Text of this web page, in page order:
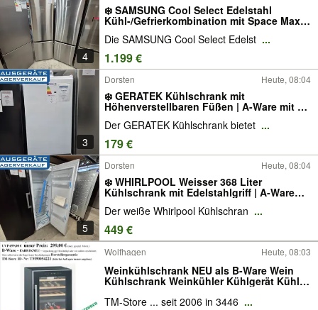
4
❄️ SAMSUNG Cool Select Edelstahl
Kühl-/Gefrierkombination mit Space Maxx
/ Kühlschrank | A-Ware mit 24 Monate
Gewährleistung
Die SAMSUNG Cool Select Edelst ...
1.199 €
3
Dorsten Heute, 08:04
❄️ GERATEK Kühlschrank mit
Höhenverstellbaren Füßen | A-Ware mit 24
Der GERATEK Kühlschrank bietet ...
179 €
5
Dorsten Heute, 08:04
❄️ WHIRLPOOL Weisser 368 Liter
Kühlschrank mit Edelstahlgriff | A-Ware
mit 24 Monate Gewährleistung
Der weiße Whirlpool Kühlschran ...
449 €
Wolfhagen Heute, 08:03
Weinkühlschrank NEU als B-Ware Wein
Kühlschrank Weinkühler Kühlgerät Kühler
Standgerät Vollraum Getränkekühler
Getränke Glastürkühlschrank TM-Store
TM-Store ... seit 2006 in 3446 ...